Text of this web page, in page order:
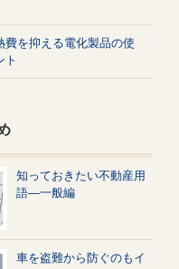
費を抑える電化製品の使
ト
知っておきたい不動産用
語—一般編
車を盗難から防ぐのもイ